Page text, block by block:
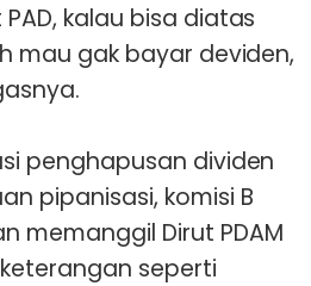
kalau bisa diatas
mau gak bayar deviden,
penghapusan dividen
pipanisasi, komisi B
memanggil Dirut PDAM
seperti